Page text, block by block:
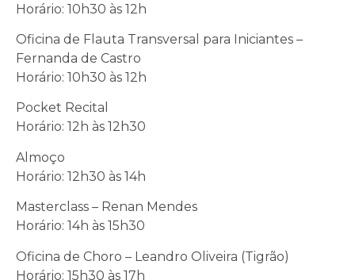
Horário: 10h30 às 12h
Oficina de Flauta Transversal para Iniciantes –
Fernanda de Castro
Horário: 10h30 às 12h
Pocket Recital
Horário: 12h às 12h30
Almoço
Horário: 12h30 às 14h
Masterclass – Renan Mendes
Horário: 14h às 15h30
Oficina de Choro – Leandro Oliveira (Tigrão)
Horário: 15h30 às 17h